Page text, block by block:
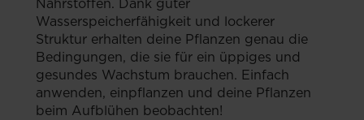
Wasserspeicherfähigkeit und lockerer
Struktur erhalten deine Pflanzen genau die
Bedingungen, die sie für ein üppiges und
gesundes Wachstum brauchen. Einfach
anwenden, einpflanzen und deine Pflanzen
beim Aufblühen beobachten!